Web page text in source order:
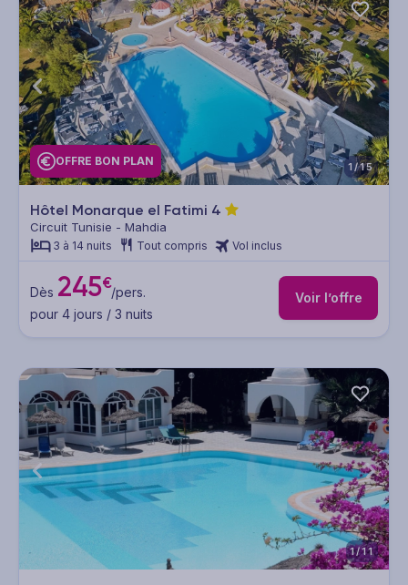
OFFRE BON PLAN 1/15
Hôtel Monarque el Fatimi 4
Circuit Tunisie - Mahdia
3 à 14 nuits Tout compris Vol inclus
Dès 245€/pers.
pour 4 jours / 3 nuits
Voir l’offre
1/11